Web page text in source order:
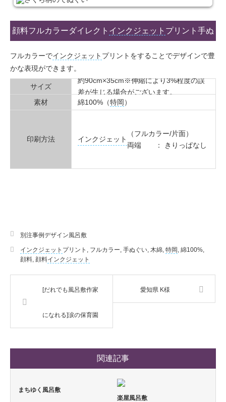
顔料フルカラーダイレクト インクジェット プリント手ぬ
ぐいを製作
フルカラーでインクジェット プリントをすることでデザインで豊
かな表現ができます。
サイズ
約90cm×35cm※伸縮により3%程度の誤
差が生じる場合がございます。
素材
綿100%（特岡）
印刷方法 インクジェット
（フルカラー/片面）
両端 ： きりっぱなし
別注事例デザイン風呂敷
インクジェット プリント , フルカラー, 手ぬぐい, 木綿, 特岡 , 綿100%,
顔料, 顔料インクジェット
[だれでも風呂敷作家
になれる]涙の保育園
愛知県 K様
関連記事
まちゆく風呂敷
楽屋風呂敷